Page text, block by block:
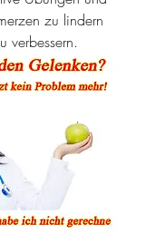
zu lindern
verbessern.